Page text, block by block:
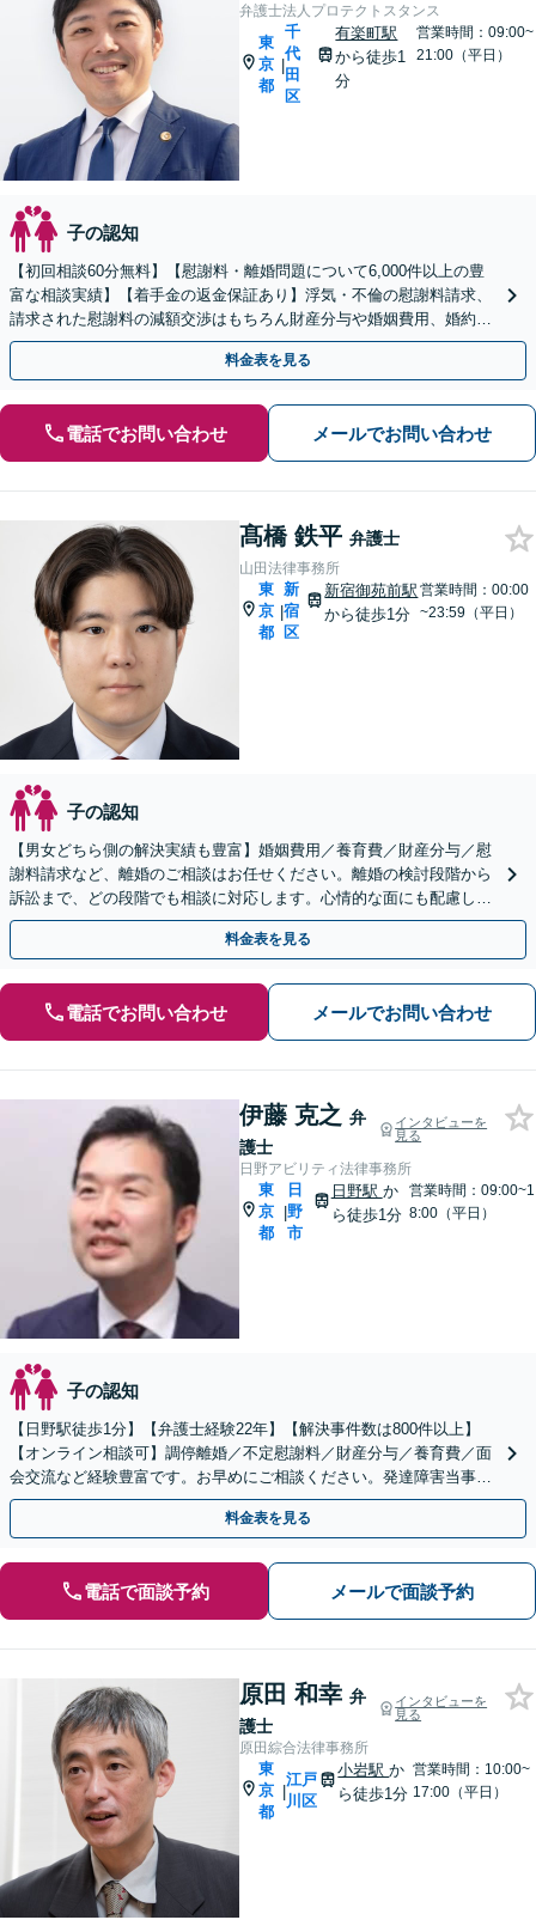
弁護士法人プロテクトスタンス
東
京
都
|
千
代
田
区
有楽町駅
から徒歩1
分
営業時間：09:00~
21:00（平日）
子の認知
【初回相談60分無料】【慰謝料・離婚問題について6,000件以上の豊
富な相談実績】【着手金の返金保証あり】浮気・不倫の慰謝料請求、
請求された慰謝料の減額交渉はもちろん財産分与や婚姻費用、婚約破
棄など様々な離婚・男女問題の解決実績が豊富です。
料金表を見る
電話でお問い合わせ メールでお問い合わせ
髙橋 鉄平 弁護士
山田法律事務所
東
京
都
|
新
宿
区
新宿御苑前駅
から徒歩1分
営業時間：00:00
~23:59（平日）
子の認知
【男女どちら側の解決実績も豊富】婚姻費用／養育費／財産分与／慰
謝料請求など、離婚のご相談はお任せください。離婚の検討段階から
訴訟まで、どの段階でも相談に対応します。心情的な面にも配慮し、
納得感の高い解決を目指します【新宿御苑前駅徒歩1分】
料金表を見る
電話でお問い合わせ メールでお問い合わせ
伊藤 克之 弁
護士
インタビューを
見る
日野アビリティ法律事務所
東
京
都
|
日
野
市
日野駅 か
ら徒歩1分
営業時間：09:00~1
8:00（平日）
子の認知
【日野駅徒歩1分】【弁護士経験22年】【解決事件数は800件以上】
【オンライン相談可】調停離婚／不定慰謝料／財産分与／養育費／面
会交流など経験豊富です。お早めにご相談ください。発達障害当事者
の方専門の相談室もあります。【丁寧にヒアリング】
料金表を見る
電話で面談予約 メールで面談予約
原田 和幸 弁
護士
インタビューを
見る
原田綜合法律事務所
東
京
都
|
江戸
川区
小岩駅か
ら徒歩1分
営業時間：10:00~
17:00（平日）